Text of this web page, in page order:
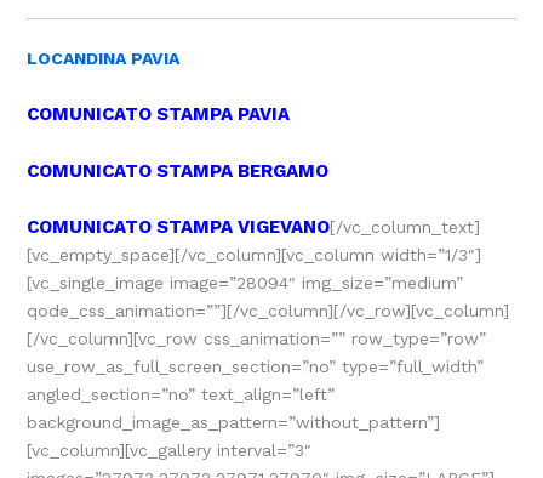
LOCANDINA PAVIA
COMUNICATO STAMPA PAVIA
COMUNICATO STAMPA BERGAMO
COMUNICATO STAMPA VIGEVANO[/vc_column_text]
[vc_empty_space][/vc_column][vc_column width=”1/3″]
[vc_single_image image=”28094″ img_size=”medium”
qode_css_animation=””][/vc_column][/vc_row][vc_column]
[/vc_column][vc_row css_animation=”” row_type=”row”
use_row_as_full_screen_section=”no” type=”full_width”
angled_section=”no” text_align=”left”
background_image_as_pattern=”without_pattern”]
[vc_column][vc_gallery interval=”3″